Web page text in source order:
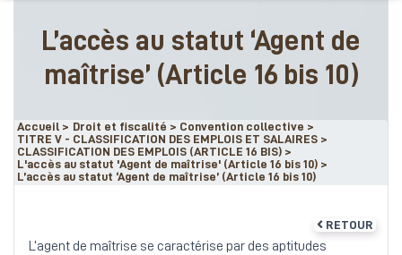
L’accès au statut ‘Agent de
maîtrise’ (Article 16 bis 10)
Accueil > Droit et fiscalité > Convention collective >
TITRE V - CLASSIFICATION DES EMPLOIS ET SALAIRES >
CLASSIFICATION DES EMPLOIS (ARTICLE 16 BIS) >
L'accès au statut 'Agent de maîtrise' (Article 16 bis 10) >
L’accès au statut ‘Agent de maîtrise’ (Article 16 bis 10)
RETOUR
L’agent de maîtrise se caractérise par des aptitudes